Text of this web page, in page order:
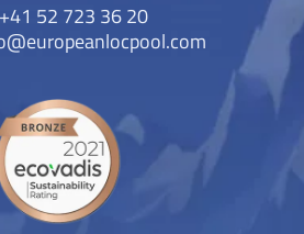
52 723 36 20